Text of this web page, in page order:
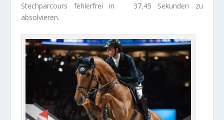
Stechparcours fehlerfrei in 37,45 Sekunden zu
absolvieren.